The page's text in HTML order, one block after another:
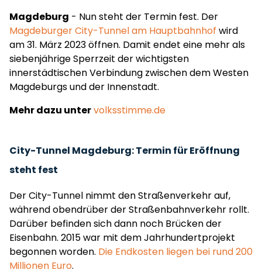
Magdeburg - Nun steht der Termin fest. Der
Magdeburger City-Tunnel am Hauptbahnhof wird
am 31. März 2023 öffnen. Damit endet eine mehr als
siebenjährige Sperrzeit der wichtigsten
innerstädtischen Verbindung zwischen dem Westen
Magdeburgs und der Innenstadt.
Mehr dazu untervolksstimme.de
City-Tunnel Magdeburg: Termin für Eröffnung
steht fest
Der City-Tunnel nimmt den Straßenverkehr auf,
während obendrüber der Straßenbahnverkehr rollt.
Darüber befinden sich dann noch Brücken der
Eisenbahn. 2015 war mit dem Jahrhundertprojekt
begonnen worden. Die Endkosten liegen bei rund 200
Millionen Euro.